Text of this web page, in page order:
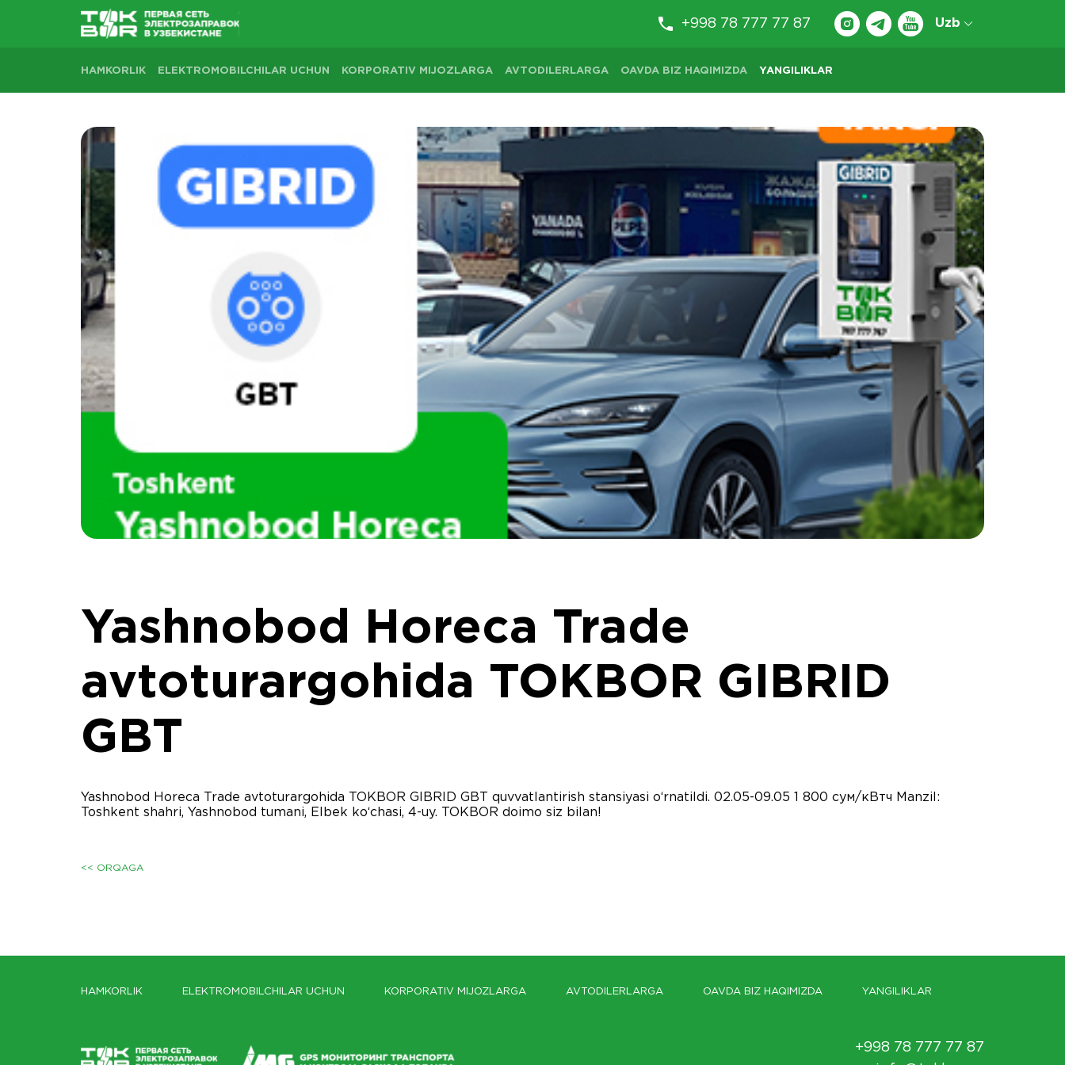
+998 78 777 77 87 Uzb
HAMKORLIK ELEKTROMOBILCHILAR UCHUN KORPORATIV MIJOZLARGA AVTODILERLARGA OAVDA BIZ HAQIMIZDA YANGILIKLAR
Yashnobod Horeca Trade
avtoturargohida TOKBOR GIBRID
GBT
Yashnobod Horeca Trade avtoturargohida TOKBOR GIBRID GBT quvvatlantirish stansiyasi o‘rnatildi. 02.05-09.05 1 800 сум/кВтч Manzil:
Toshkent shahri, Yashnobod tumani, Elbek ko‘chasi, 4-uy. TOKBOR doimo siz bilan!
<< ORQAGA
HAMKORLIK ELEKTROMOBILCHILAR UCHUN KORPORATIV MIJOZLARGA AVTODILERLARGA OAVDA BIZ HAQIMIZDA YANGILIKLAR
+998 78 777 77 87